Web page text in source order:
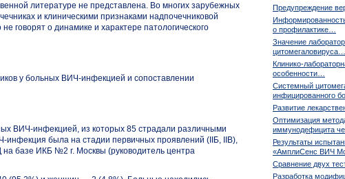
литературе не представлена. Во многих зарубежных
и клиническими признаками надпочечниковой
говорят о динамике и характере патологического
у больных ВИЧ-инфекцией и сопоставлении
ВИЧ-инфекцией, из которых 85 страдали различными
инфекция была на стадии первичных проявлений (IIБ, IIВ),
базе ИКБ №2 г. Москвы (руководитель центра
Предупреждение
о профилактике…
Значение
цитомегаловируса…
Клинико-
особенности…
Системный
инфицированного
Развитие
Оптимизация
иммунодефицита
Результаты
«АмплиСенс ВИЧ
Сравнение двух
Разработка